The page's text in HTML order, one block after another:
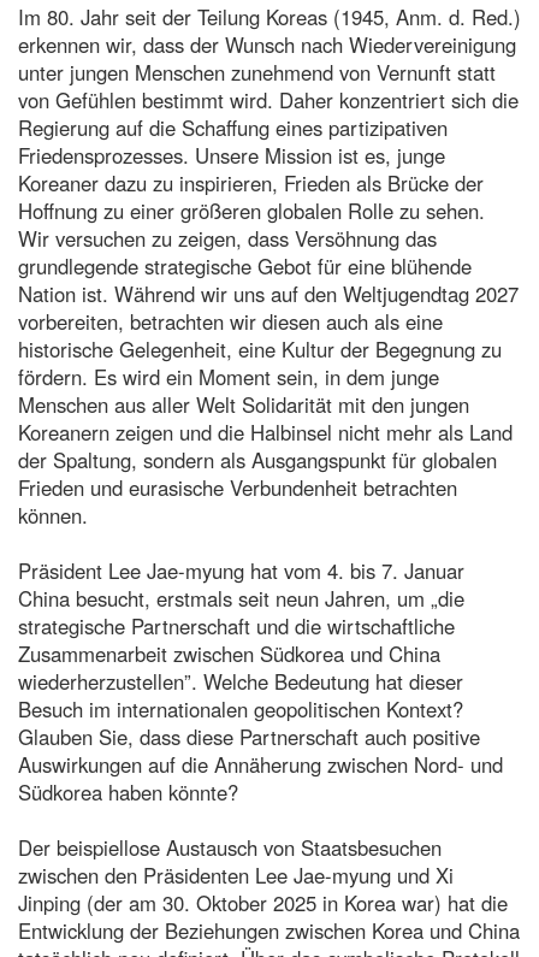
Im 80. Jahr seit der Teilung Koreas (1945, Anm. d. Red.)
erkennen wir, dass der Wunsch nach Wiedervereinigung
unter jungen Menschen zunehmend von Vernunft statt
von Gefühlen bestimmt wird. Daher konzentriert sich die
Regierung auf die Schaffung eines partizipativen
Friedensprozesses. Unsere Mission ist es, junge
Koreaner dazu zu inspirieren, Frieden als Brücke der
Hoffnung zu einer größeren globalen Rolle zu sehen.
Wir versuchen zu zeigen, dass Versöhnung das
grundlegende strategische Gebot für eine blühende
Nation ist. Während wir uns auf den Weltjugendtag 2027
vorbereiten, betrachten wir diesen auch als eine
historische Gelegenheit, eine Kultur der Begegnung zu
fördern. Es wird ein Moment sein, in dem junge
Menschen aus aller Welt Solidarität mit den jungen
Koreanern zeigen und die Halbinsel nicht mehr als Land
der Spaltung, sondern als Ausgangspunkt für globalen
Frieden und eurasische Verbundenheit betrachten
können.
Präsident Lee Jae-myung hat vom 4. bis 7. Januar
China besucht, erstmals seit neun Jahren, um „die
strategische Partnerschaft und die wirtschaftliche
Zusammenarbeit zwischen Südkorea und China
wiederherzustellen”. Welche Bedeutung hat dieser
Besuch im internationalen geopolitischen Kontext?
Glauben Sie, dass diese Partnerschaft auch positive
Auswirkungen auf die Annäherung zwischen Nord- und
Südkorea haben könnte?
Der beispiellose Austausch von Staatsbesuchen
zwischen den Präsidenten Lee Jae-myung und Xi
Jinping (der am 30. Oktober 2025 in Korea war) hat die
Entwicklung der Beziehungen zwischen Korea und China